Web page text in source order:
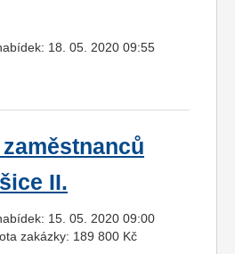
18. 05. 2020 09:55
II.
15. 05. 2020 09:00
zakázky: 189 800 Kč